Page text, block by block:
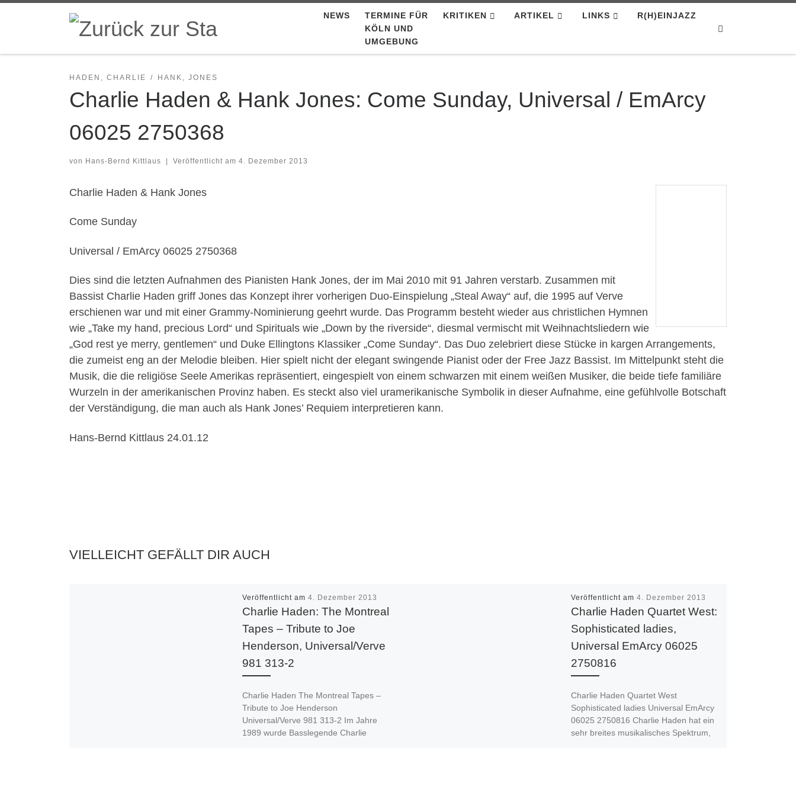
Zum Inhalt springen NEWS
TERMINE FÜR
KÖLN UND
UMGEBUNG
KRITIKEN ARTIKEL LINKS R(H)EINJAZZ
HADEN, CHARLIE HANK, JONES
Charlie Haden & Hank Jones: Come Sunday, Universal / EmArcy
06025 2750368
von Hans-Bernd Kittlaus | Veröffentlicht am 4. Dezember 2013
Charlie Haden & Hank Jones
Come Sunday
Universal / EmArcy 06025 2750368
Dies sind die letzten Aufnahmen des Pianisten Hank Jones, der im Mai 2010 mit 91 Jahren verstarb. Zusammen mit
Bassist Charlie Haden griff Jones das Konzept ihrer vorherigen Duo-Einspielung „Steal Away“ auf, die 1995 auf Verve
erschienen war und mit einer Grammy-Nominierung geehrt wurde. Das Programm besteht wieder aus christlichen Hymnen
wie „Take my hand, precious Lord“ und Spirituals wie „Down by the riverside“, diesmal vermischt mit Weihnachtsliedern wie
„God rest ye merry, gentlemen“ und Duke Ellingtons Klassiker „Come Sunday“. Das Duo zelebriert diese Stücke in kargen Arrangements,
die zumeist eng an der Melodie bleiben. Hier spielt nicht der elegant swingende Pianist oder der Free Jazz Bassist. Im Mittelpunkt steht die
Musik, die die religiöse Seele Amerikas repräsentiert, eingespielt von einem schwarzen mit einem weißen Musiker, die beide tiefe familiäre
Wurzeln in der amerikanischen Provinz haben. Es steckt also viel uramerikanische Symbolik in dieser Aufnahme, eine gefühlvolle Botschaft
der Verständigung, die man auch als Hank Jones’ Requiem interpretieren kann.
Hans-Bernd Kittlaus 24.01.12
VIELLEICHT GEFÄLLT DIR AUCH
Veröffentlicht am 4. Dezember 2013
Charlie Haden: The Montreal
Tapes – Tribute to Joe
Henderson, Universal/Verve
981 313-2
Charlie Haden The Montreal Tapes –
Tribute to Joe Henderson
Universal/Verve 981 313-2 Im Jahre
1989 wurde Basslegende Charlie
Veröffentlicht am 4. Dezember 2013
Charlie Haden Quartet West:
Sophisticated ladies,
Universal EmArcy 06025
2750816
Charlie Haden Quartet West
Sophisticated ladies Universal EmArcy
06025 2750816 Charlie Haden hat ein
sehr breites musikalisches Spektrum,